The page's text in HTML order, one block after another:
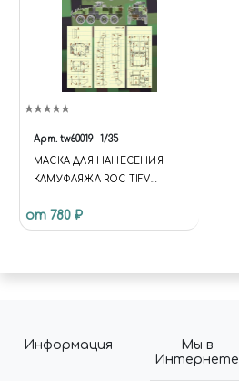
Арт. tw60019 1/35
МАСКА ДЛЯ НАНЕСЕНИЯ
КАМУФЛЯЖА ROC TIFV
от 780 ₽
Информация
Мы в
Интернете